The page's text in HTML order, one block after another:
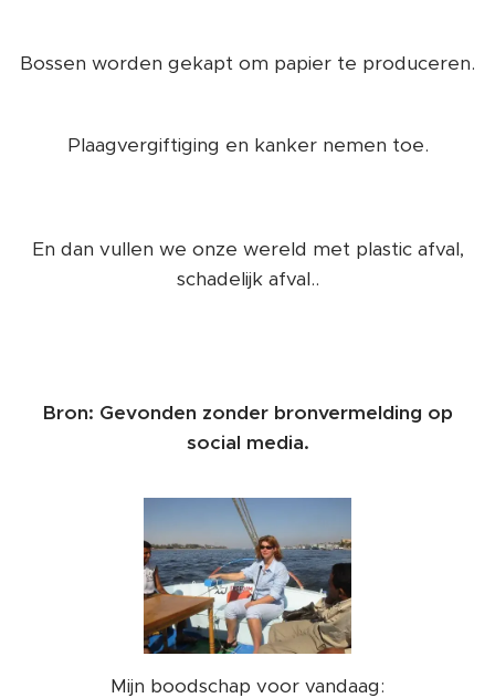
Bossen worden gekapt om papier te produceren.
Plaagvergiftiging en kanker nemen toe.
En dan vullen we onze wereld met plastic afval,
schadelijk afval..
Bron: Gevonden zonder bronvermelding op
social media.
Mijn boodschap voor vandaag: